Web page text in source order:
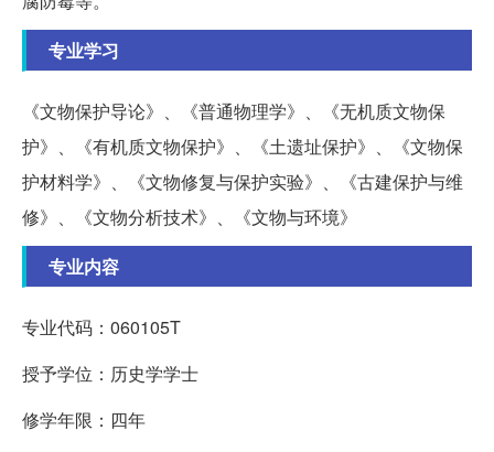
专业学习
《文物保护导论》、《普通物理学》、《无机质文物保
护》、《有机质文物保护》、《土遗址保护》、《文物保
护材料学》、《文物修复与保护实验》、《古建保护与维
修》、《文物分析技术》、《文物与环境》
专业内容
专业代码：060105T
授予学位：历史学学士
修学年限：四年